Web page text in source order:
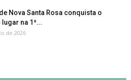
Nova Santa Rosa conquista o
na 1ª...
de 2026